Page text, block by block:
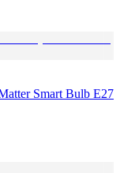
Smart Bulb E27